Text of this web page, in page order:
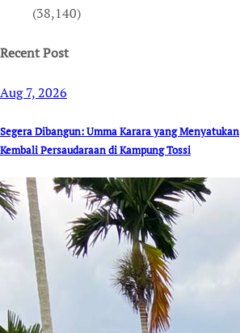
(38,140)
Recent Post
Aug 7, 2026
Segera Dibangun: Umma Karara yang Menyatukan
Kembali Persaudaraan di Kampung Tossi